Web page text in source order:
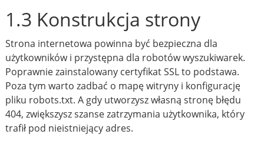
1.3 Konstrukcja strony
Strona internetowa powinna być bezpieczna dla
użytkowników i przystępna dla robotów wyszukiwarek.
Poprawnie zainstalowany certyfikat SSL to podstawa.
Poza tym warto zadbać o mapę witryny i konfigurację
pliku robots.txt. A gdy utworzysz własną stronę błędu
404, zwiększysz szanse zatrzymania użytkownika, który
trafił pod nieistniejący adres.